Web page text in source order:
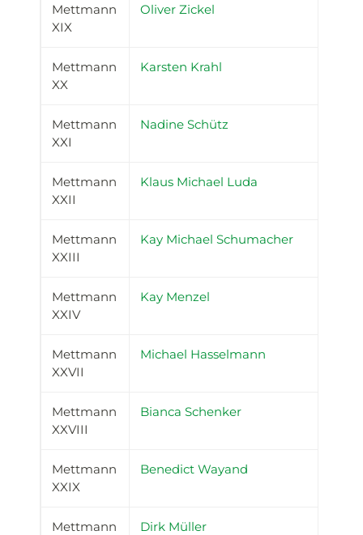
Mettmann
XIX
Oliver Zickel
Mettmann
XX
Karsten Krahl
Mettmann
XXI
Nadine Schütz
Mettmann
XXII
Klaus Michael Luda
Mettmann
XXIII
Kay Michael Schumacher
Mettmann
XXIV
Kay Menzel
Mettmann
XXVII
Michael Hasselmann
Mettmann
XXVIII
Bianca Schenker
Mettmann
XXIX
Benedict Wayand
Mettmann
Dirk Müller